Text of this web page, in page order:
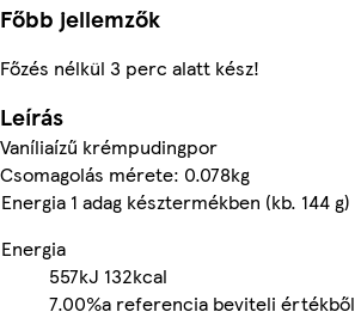
Főbb jellemzők
Főzés nélkül 3 perc alatt kész!
Leírás
Vaníliaízű krémpudingpor
Csomagolás mérete: 0.078kg
Energia 1 adag késztermékben (kb. 144 g)
Energia
557kJ 132kcal
7.00%a referencia beviteli értékből